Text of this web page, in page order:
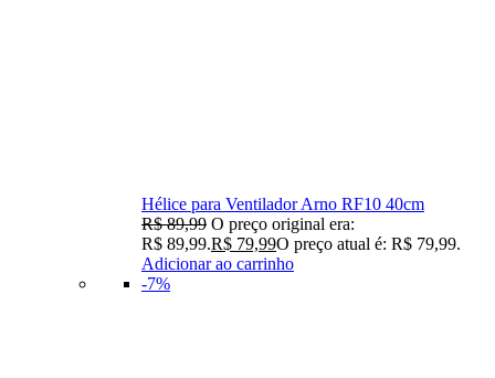
Hélice para Ventilador Arno RF10 40cm
R$89,99 O preço original era:
R$ 89,99.R$ 79,99O preço atual é: R$ 79,99.
Adicionar ao carrinho
-7%